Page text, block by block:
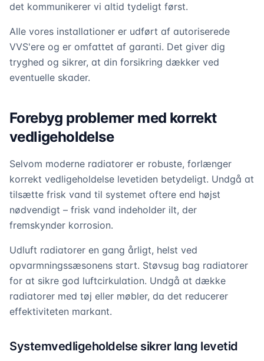
det kommunikerer vi altid tydeligt først.
Alle vores installationer er udført af autoriserede
VVS'ere og er omfattet af garanti. Det giver dig
tryghed og sikrer, at din forsikring dækker ved
eventuelle skader.
Forebyg problemer med korrekt
vedligeholdelse
Selvom moderne radiatorer er robuste, forlænger
korrekt vedligeholdelse levetiden betydeligt. Undgå at
tilsætte frisk vand til systemet oftere end højst
nødvendigt – frisk vand indeholder ilt, der
fremskynder korrosion.
Udluft radiatorer en gang årligt, helst ved
opvarmningssæsonens start. Støvsug bag radiatorer
for at sikre god luftcirkulation. Undgå at dække
radiatorer med tøj eller møbler, da det reducerer
effektiviteten markant.
Systemvedligeholdelse sikrer lang levetid